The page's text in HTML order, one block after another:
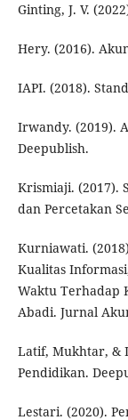
Ginting, J. V.
Hery. (2016).
IAPI. (2018).
Irwandy. (2019).
Deepublish.
Krismiaji. (2017).
dan Percetakan
Kurniawati.
Kualitas
Waktu Terhadap
Abadi. Jurnal
Latif, Mukhtar, &
Pendidikan.
Lestari. (2020).